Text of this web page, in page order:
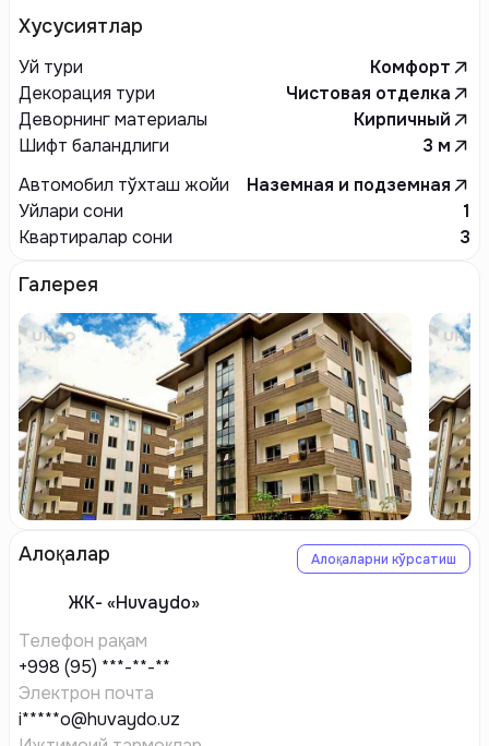
Хусусиятлар
Уй тури
Комфорт
Декорация тури
Чистовая отделка
Деворнинг материалы
Кирпичный
Шифт баландлиги
3 м
Автомобил тўхташ жойи
Наземная и подземная
Уйлари сони
1
Квартиралар сони
3
Галерея
Алоқалар Алоқаларни кўрсатиш
ЖК- «Huvaydo»
Телефон рақам
+998 (95) ***-**-**
Электрон почта
i*****o@huvaydo.uz